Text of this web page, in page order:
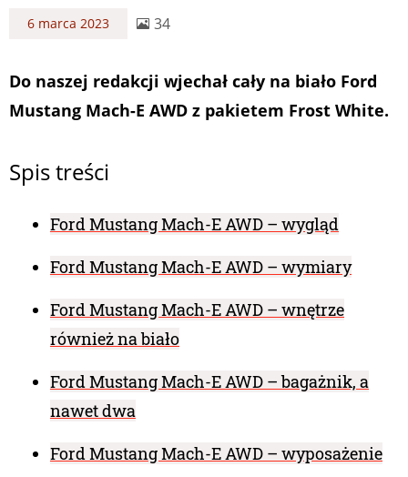
6 marca 2023 34
Do naszej redakcji wjechał cały na biało Ford
Mustang Mach-E AWD z pakietem Frost White.
Spis treści
Ford Mustang Mach-E AWD – wygląd
Ford Mustang Mach-E AWD – wymiary
Ford Mustang Mach-E AWD – wnętrze
również na biało
Ford Mustang Mach-E AWD – bagażnik, a
nawet dwa
Ford Mustang Mach-E AWD – wyposażenie